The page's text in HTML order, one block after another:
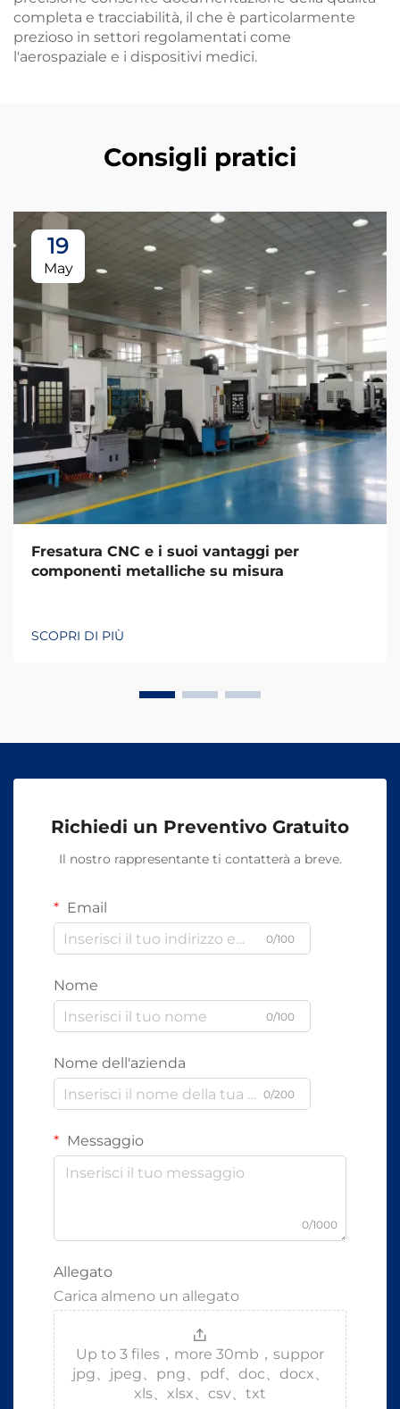
completa e tracciabilità, il che è particolarmente
prezioso in settori regolamentati come
l'aerospaziale e i dispositivi medici.
Consigli pratici
19
May
Fresatura CNC e i suoi vantaggi per
componenti metalliche su misura
SCOPRI DI PIÙ
Richiedi un Preventivo Gratuito
Il nostro rappresentante ti contatterà a breve.
Email
0/100
Nome
0/100
Nome dell'azienda
0/200
Messaggio
0/1000
Allegato
Carica almeno un allegato
Up to 3 files，more 30mb，suppor
jpg、jpeg、png、pdf、doc、docx、
xls、xlsx、csv、txt